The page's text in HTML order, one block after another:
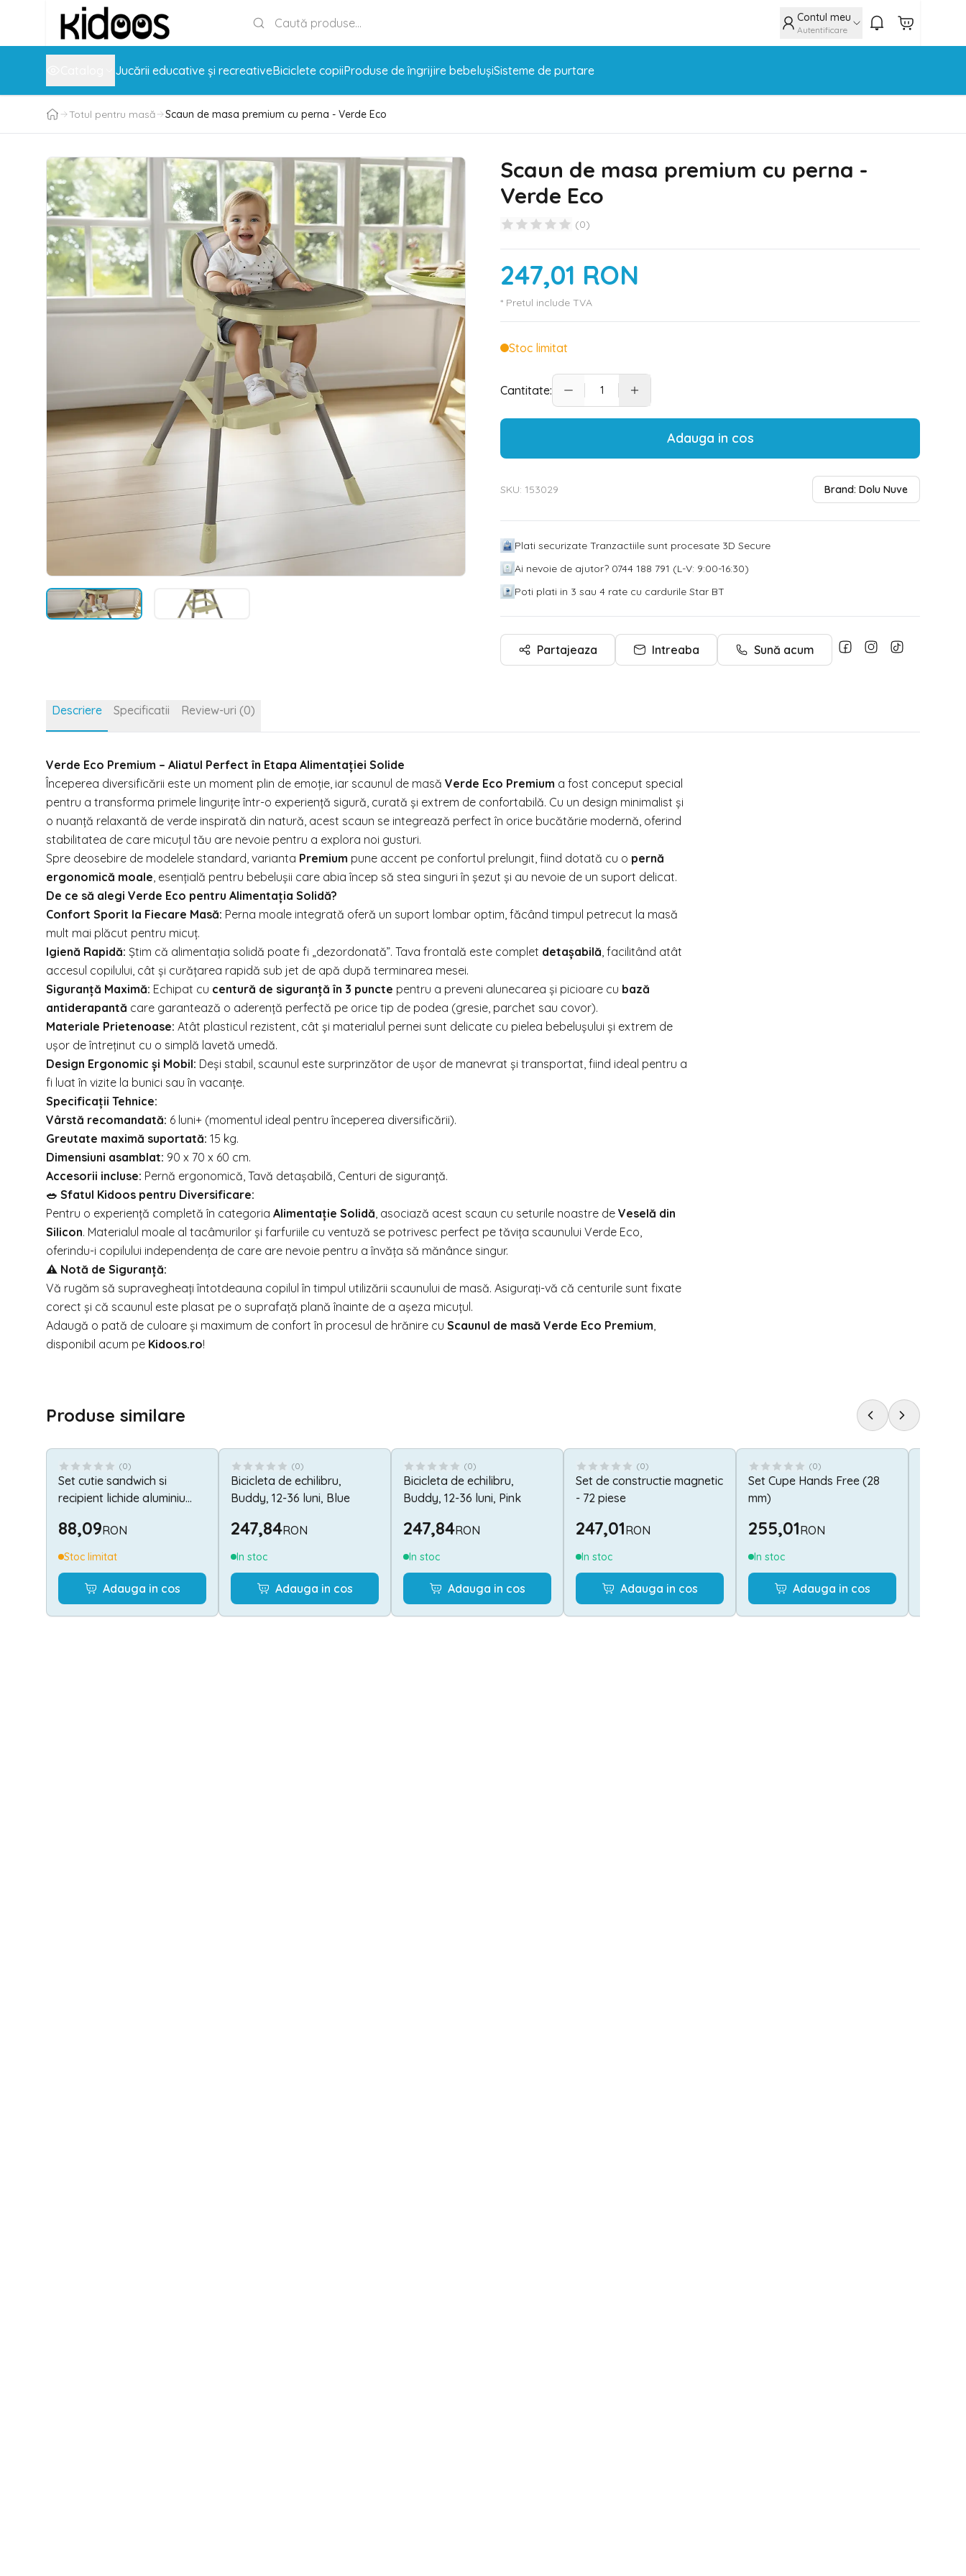
Contul meu
Autentificare
Jucării educative și recreativeBiciclete copiiProduse de îngrijire bebelușiSisteme de purtare
Totul pentru masă Scaun de masa premium cu perna - Verde Eco
Scaun de masa premium cu perna -
Verde Eco
(0)
247,01 RON
* Pretul include TVA
Stoc limitat
Cantitate:
Adauga in cos
SKU: 153029 Brand: Dolu Nuve
Plati securizate Tranzactiile sunt procesate 3D Secure
Ai nevoie de ajutor? 0744 188 791 (L-V: 9:00-16:30)
Poti plati in 3 sau 4 rate cu cardurile Star BT
Partajeaza Intreaba Sună acum
Descriere Specificatii Review-uri (0)
Verde Eco Premium – Aliatul Perfect în Etapa Alimentației Solide
Începerea diversificării este un moment plin de emoție, iar scaunul de masă Verde Eco Premium a fost conceput special
pentru a transforma primele lingurițe într-o experiență sigură, curată și extrem de confortabilă. Cu un design minimalist și
o nuanță relaxantă de verde inspirată din natură, acest scaun se integrează perfect în orice bucătărie modernă, oferind
stabilitatea de care micuțul tău are nevoie pentru a explora noi gusturi.
Spre deosebire de modelele standard, varianta Premium pune accent pe confortul prelungit, fiind dotată cu o pernă
ergonomică moale, esențială pentru bebelușii care abia încep să stea singuri în șezut și au nevoie de un suport delicat.
De ce să alegi Verde Eco pentru Alimentația Solidă?
Confort Sporit la Fiecare Masă: Perna moale integrată oferă un suport lombar optim, făcând timpul petrecut la masă
mult mai plăcut pentru micuț.
Igienă Rapidă: Știm că alimentația solidă poate fi „dezordonată”. Tava frontală este complet detașabilă, facilitând atât
accesul copilului, cât și curățarea rapidă sub jet de apă după terminarea mesei.
Siguranță Maximă: Echipat cu centură de siguranță în 3 puncte pentru a preveni alunecarea și picioare cu bază
antiderapantă care garantează o aderență perfectă pe orice tip de podea (gresie, parchet sau covor).
Materiale Prietenoase: Atât plasticul rezistent, cât și materialul pernei sunt delicate cu pielea bebelușului și extrem de
ușor de întreținut cu o simplă lavetă umedă.
Design Ergonomic și Mobil: Deși stabil, scaunul este surprinzător de ușor de manevrat și transportat, fiind ideal pentru a
fi luat în vizite la bunici sau în vacanțe.
Specificații Tehnice:
Vârstă recomandată: 6 luni+ (momentul ideal pentru începerea diversificării).
Greutate maximă suportată: 15 kg.
Dimensiuni asamblat: 90 x 70 x 60 cm.
Accesorii incluse: Pernă ergonomică, Tavă detașabilă, Centuri de siguranță.
🥗 Sfatul Kidoos pentru Diversificare:
Pentru o experiență completă în categoria Alimentație Solidă, asociază acest scaun cu seturile noastre de Veselă din
Silicon. Materialul moale al tacâmurilor și farfuriile cu ventuză se potrivesc perfect pe tăvița scaunului Verde Eco,
oferindu-i copilului independența de care are nevoie pentru a învăța să mănânce singur.
⚠️ Notă de Siguranță:
Vă rugăm să supravegheați întotdeauna copilul în timpul utilizării scaunului de masă. Asigurați-vă că centurile sunt fixate
corect și că scaunul este plasat pe o suprafață plană înainte de a așeza micuțul.
Adaugă o pată de culoare și maximum de confort în procesul de hrănire cu Scaunul de masă Verde Eco Premium,
disponibil acum pe Kidoos.ro!
Produse similare
(0)
Set cutie sandwich si
recipient lichide aluminiu
EWA50009FR
88,09RON
Stoc limitat
Adauga in cos
(0)
Bicicleta de echilibru,
Buddy, 12-36 luni, Blue
247,84RON
In stoc
Adauga in cos
(0)
Bicicleta de echilibru,
Buddy, 12-36 luni, Pink
247,84RON
In stoc
Adauga in cos
(0)
Set de constructie magnetic
- 72 piese
247,01RON
In stoc
Adauga in cos
(0)
Set Cupe Hands Free (28
mm)
255,01RON
In stoc
Adauga in cos